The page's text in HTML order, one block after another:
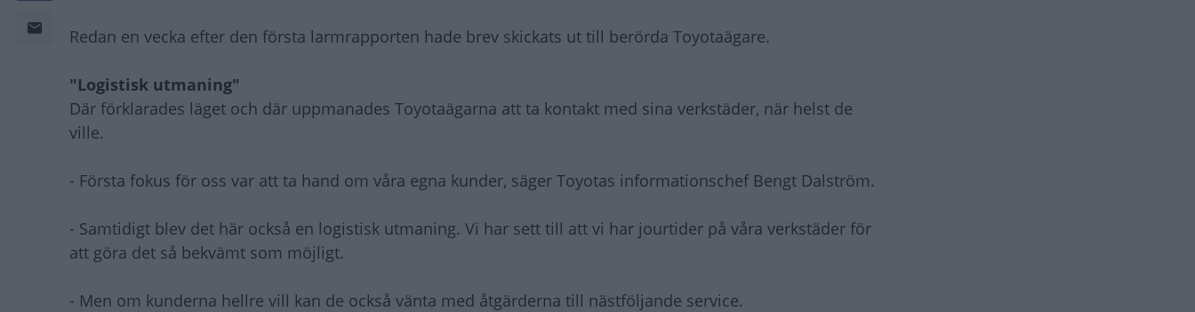
Redan en vecka efter den första larmrapporten hade brev skickats ut till berörda Toyotaägare.
"Logistisk utmaning"
Där förklarades läget och där uppmanades Toyotaägarna att ta kontakt med sina verkstäder, när helst de
ville.
- Första fokus för oss var att ta hand om våra egna kunder, säger Toyotas informationschef Bengt Dalström.
- Samtidigt blev det här också en logistisk utmaning. Vi har sett till att vi har jourtider på våra verkstäder för
att göra det så bekvämt som möjligt.
- Men om kunderna hellre vill kan de också vänta med åtgärderna till nästföljande service.